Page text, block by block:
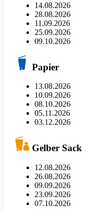
14.08.2026
28.08.2026
11.09.2026
25.09.2026
09.10.2026
Papier
13.08.2026
10.09.2026
08.10.2026
05.11.2026
03.12.2026
Gelber Sack
12.08.2026
26.08.2026
09.09.2026
23.09.2026
07.10.2026